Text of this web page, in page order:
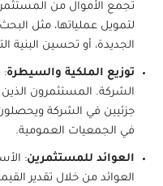
تجمع الأموال من
لتمويل عملياتها، مثل
الجديدة، أو تحسين البنية
توزيع الملكية والسيطرة:
الشركة. المستثمرون
جزئيين في الشركة
في الجمعيات العمومية.
العوائد للمستثمرين:
العوائد من خلال تقدير